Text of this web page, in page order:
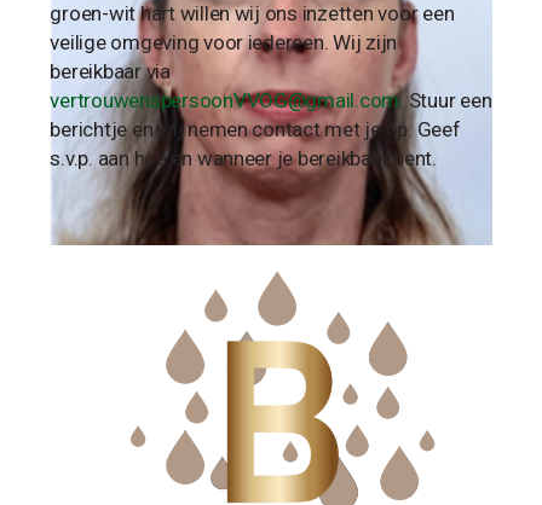
PRAKTIJKONDERSTEUNER
Jolanda van Tol
groen-wit hart willen wij ons inzetten voor een
veilige omgeving voor iedereen. Wij zijn
bereikbaar via
vertrouwenspersoonVVOG@gmail.com. Stuur een
berichtje en wij nemen contact met je op. Geef
s.v.p. aan hoe en wanneer je bereikbaar bent.